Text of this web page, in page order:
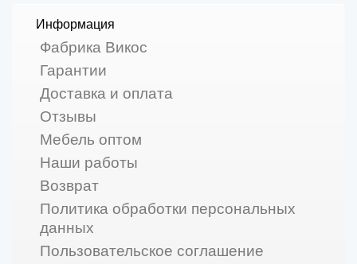
Информация
Фабрика Викос
Гарантии
Доставка и оплата
Отзывы
Мебель оптом
Наши работы
Возврат
Политика обработки персональных
данных
Пользовательское соглашение